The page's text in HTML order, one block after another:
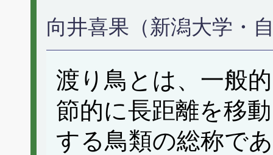
向井喜果（新潟大学・
渡り鳥とは、一般
節的に長距離を移
する鳥類の総称で